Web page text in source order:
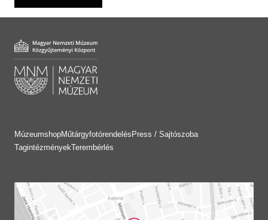
MúzeumshopMűtárgyfotórendelés Press / Sajtószoba
TagintézményekTerembérlés